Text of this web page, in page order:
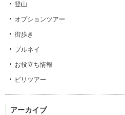
登山
オプションツアー
街歩き
ブルネイ
お役立ち情報
ビリツアー
アーカイブ